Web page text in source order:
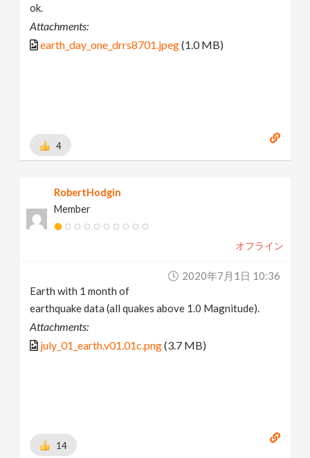
ok.
Attachments:
earth_day_one_drrs8701.jpeg(1.0 MB)
4
RobertHodgin
Member
オフライン
2020年7月1日 10:36
Earth with 1 month of
earthquake data (all quakes above 1.0 Magnitude).
Attachments:
july_01_earth.v01.01c.png(3.7 MB)
14